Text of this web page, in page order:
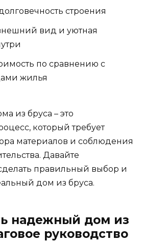
строения
вид и уютная
по сравнению с
жилья
из бруса – это
который требует
материалов и соблюдения
Давайте
правильный выбор и
дом из бруса.
надежный дом из
руководство